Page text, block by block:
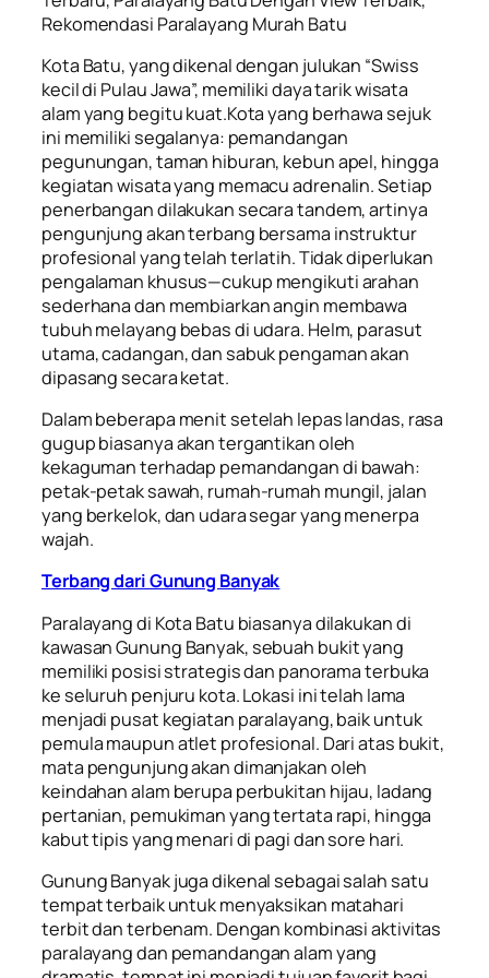
Rekomendasi Paralayang Murah Batu
Kota Batu, yang dikenal dengan julukan “Swiss
kecil di Pulau Jawa”, memiliki daya tarik wisata
alam yang begitu kuat.Kota yang berhawa sejuk
ini memiliki segalanya: pemandangan
pegunungan, taman hiburan, kebun apel, hingga
kegiatan wisata yang memacu adrenalin. Setiap
penerbangan dilakukan secara tandem, artinya
pengunjung akan terbang bersama instruktur
profesional yang telah terlatih. Tidak diperlukan
pengalaman khusus—cukup mengikuti arahan
sederhana dan membiarkan angin membawa
tubuh melayang bebas di udara. Helm, parasut
utama, cadangan, dan sabuk pengaman akan
dipasang secara ketat.
Dalam beberapa menit setelah lepas landas, rasa
gugup biasanya akan tergantikan oleh
kekaguman terhadap pemandangan di bawah:
petak-petak sawah, rumah-rumah mungil, jalan
yang berkelok, dan udara segar yang menerpa
wajah.
Terbang dari Gunung Banyak
Paralayang di Kota Batu biasanya dilakukan di
kawasan Gunung Banyak, sebuah bukit yang
memiliki posisi strategis dan panorama terbuka
ke seluruh penjuru kota. Lokasi ini telah lama
menjadi pusat kegiatan paralayang, baik untuk
pemula maupun atlet profesional. Dari atas bukit,
mata pengunjung akan dimanjakan oleh
keindahan alam berupa perbukitan hijau, ladang
pertanian, pemukiman yang tertata rapi, hingga
kabut tipis yang menari di pagi dan sore hari.
Gunung Banyak juga dikenal sebagai salah satu
tempat terbaik untuk menyaksikan matahari
terbit dan terbenam. Dengan kombinasi aktivitas
paralayang dan pemandangan alam yang